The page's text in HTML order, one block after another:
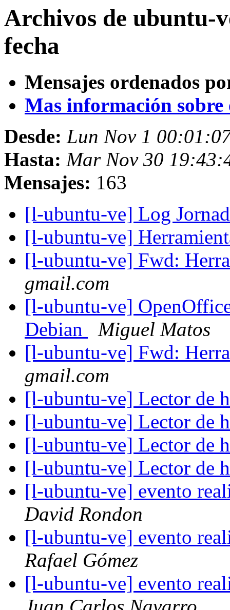
Archivos de ubuntu-
fecha
Mensajes ordenados
Mas información sobre
Desde: Lun Nov 1
Hasta: Mar Nov 30
Mensajes: 163
[l-ubuntu-ve] Log
[l-ubuntu-ve]
[l-ubuntu-ve] Fwd:
gmail.com
[l-ubuntu-ve]
Debian
Miguel Matos
[l-ubuntu-ve] Fwd:
gmail.com
[l-ubuntu-ve] Lector de
[l-ubuntu-ve] Lector de
[l-ubuntu-ve] Lector de
[l-ubuntu-ve] Lector de
[l-ubuntu-ve] evento
David Rondon
[l-ubuntu-ve] evento
Rafael Gómez
[l-ubuntu-ve] evento